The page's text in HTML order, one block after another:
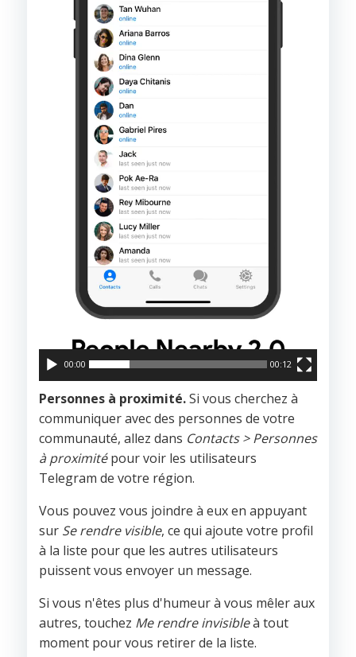
00:00 00:12
Personnes à proximité.Si vous cherchez à
communiquer avec des personnes de votre
communauté, allez dans Contacts > Personnes
à proximitépour voir les utilisateurs
Telegram de votre région.
Vous pouvez vous joindre à eux en appuyant
sur Se rendre visible, ce qui ajoute votre profil
à la liste pour que les autres utilisateurs
puissent vous envoyer un message.
Si vous n'êtes plus d'humeur à vous mêler aux
autres, touchez Me rendre invisibleà tout
moment pour vous retirer de la liste.